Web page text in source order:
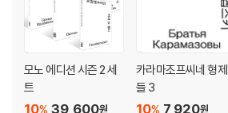
『카라마조프씨네 형제들 2』
제2부(계속)
제6권 러시아의 수도사
모노 에디션 시즌 2 세
트
39,600원
10%
카라마조프씨네 형제
들 3
7,920원
10%